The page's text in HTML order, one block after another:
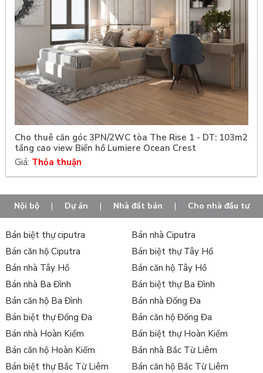
Cho thuê căn góc 3PN/2WC tòa The Rise 1 - DT: 103m2
tầng cao view Biển hồ Lumiere Ocean Crest
Giá: Thỏa thuận
Nội bộ | Dự án | Nhà đất bán | Cho nhà đầu tư
Bán biệt thự ciputra
Bán nhà Ciputra
Bán căn hộ Ciputra
Bán biệt thự Tây Hồ
Bán nhà Tây Hồ
Bán căn hộ Tây Hồ
Bán nhà Ba Đình
Bán biệt thự Ba Đình
Bán căn hộ Ba Đình
Bán nhà Đống Đa
Bán biệt thự Đống Đa
Bán căn hộ Đống Đa
Bán nhà Hoàn Kiếm
Bán biệt thự Hoàn Kiếm
Bán căn hộ Hoàn Kiếm
Bán nhà Bắc Từ Liêm
Bán biệt thự Bắc Từ Liêm
Bán căn hộ Bắc Từ Liêm